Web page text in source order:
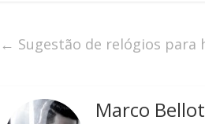
← Sugestão de relógios para
Marco